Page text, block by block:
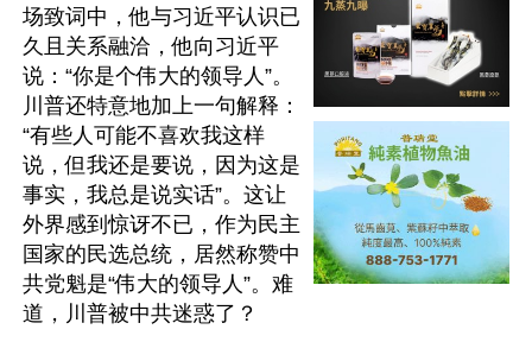
场致词中，他与习近平认识已
久且关系融洽，他向习近平
说：“你是个伟大的领导人”。
川普还特意地加上一句解释：
“有些人可能不喜欢我这样
说，但我还是要说，因为这是
事实，我总是说实话”。这让
外界感到惊讶不已，作为民主
国家的民选总统，居然称赞中
共党魁是“伟大的领导人”。难
道，川普被中共迷惑了？